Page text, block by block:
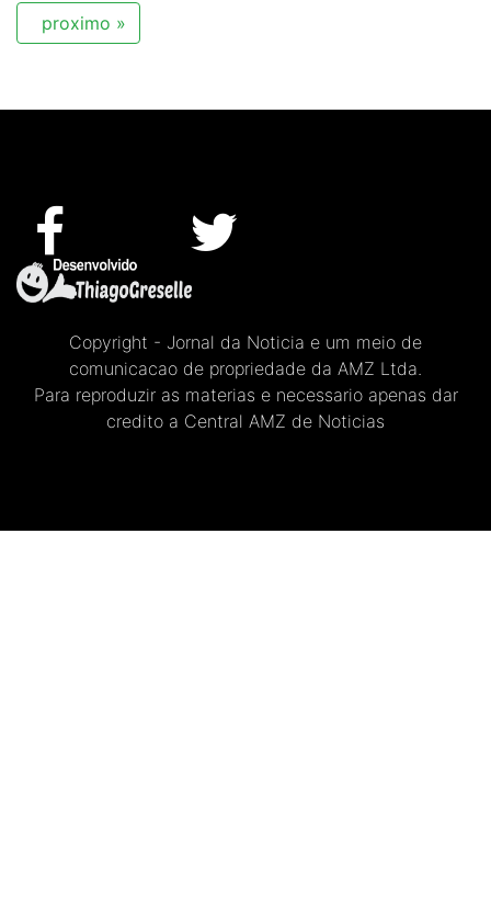
proximo »
Copyright - Jornal da Noticia e um meio de
comunicacao de propriedade da AMZ Ltda.
Para reproduzir as materias e necessario apenas dar
credito a Central AMZ de Noticias